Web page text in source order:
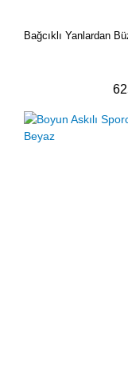
Bağcıklı Yanlardan